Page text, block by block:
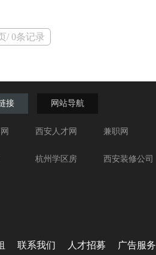
/ 0条记录
接 网站导航
西安人才网 兼职网
杭州学区房 西安装修公司
联系我们 人才招募 广告服务